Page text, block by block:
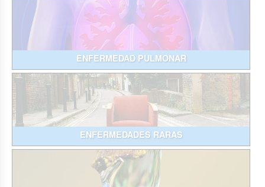
ENFERMEDAD PULMONAR
ENFERMEDADES RARAS